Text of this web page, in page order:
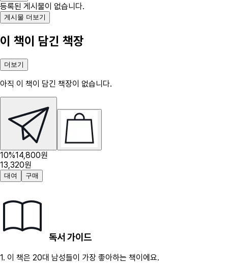
등록된 게시물이 없습니다.
게시물 더보기
이 책이 담긴 책장
더보기
아직 이 책이 담긴 책장이 없습니다.
10%14,800원
13,320원
대여 구매
독서 가이드
1. 이 책은 20대 남성들이 가장 좋아하는 책이에요.